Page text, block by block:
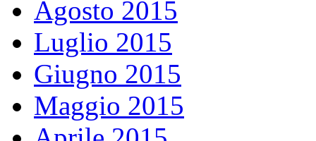
Agosto 2015
Luglio 2015
Giugno 2015
Maggio 2015